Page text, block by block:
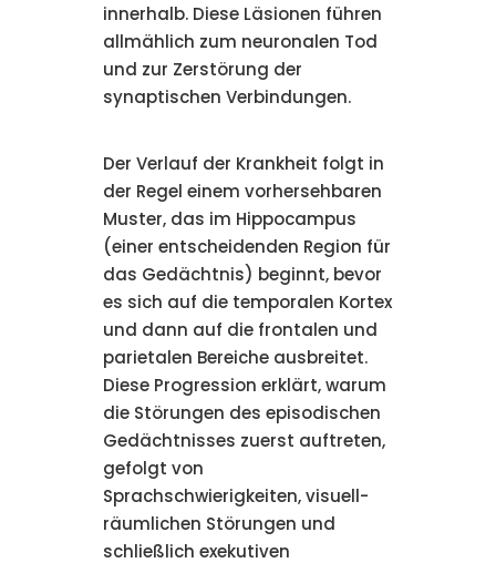
innerhalb. Diese Läsionen führen
allmählich zum neuronalen Tod
und zur Zerstörung der
synaptischen Verbindungen.
Der Verlauf der Krankheit folgt in
der Regel einem vorhersehbaren
Muster, das im Hippocampus
(einer entscheidenden Region für
das Gedächtnis) beginnt, bevor
es sich auf die temporalen Kortex
und dann auf die frontalen und
parietalen Bereiche ausbreitet.
Diese Progression erklärt, warum
die Störungen des episodischen
Gedächtnisses zuerst auftreten,
gefolgt von
Sprachschwierigkeiten, visuell-
räumlichen Störungen und
schließlich exekutiven